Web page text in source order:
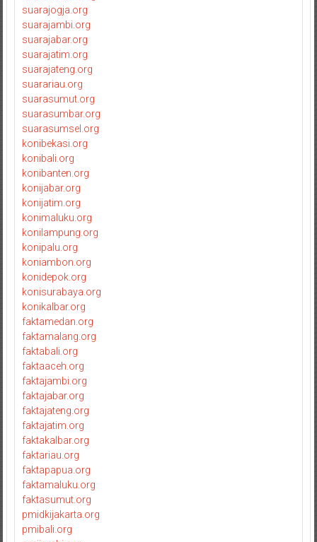
suarajogja.org
suarajambi.org
suarajabar.org
suarajatim.org
suarajateng.org
suarariau.org
suarasumut.org
suarasumbar.org
suarasumsel.org
konibekasi.org
konibali.org
konibanten.org
konijabar.org
konijatim.org
konimaluku.org
konilampung.org
konipalu.org
koniambon.org
konidepok.org
konisurabaya.org
konikalbar.org
faktamedan.org
faktamalang.org
faktabali.org
faktaaceh.org
faktajambi.org
faktajabar.org
faktajateng.org
faktajatim.org
faktakalbar.org
faktariau.org
faktapapua.org
faktamaluku.org
faktasumut.org
pmidkijakarta.org
pmibali.org